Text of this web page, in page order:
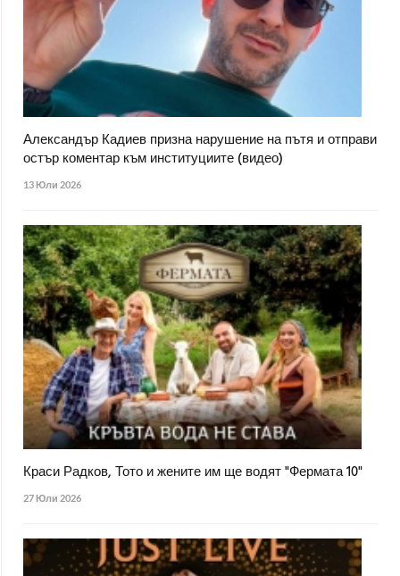
Александър Кадиев призна нарушение на пътя и отправи
остър коментар към институциите (видео)
13 Юли 2026
Краси Радков, Тото и жените им ще водят "Фермата 10"
27 Юли 2026